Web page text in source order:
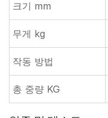
크기 mm
무게 kg
작동 방법
총 중량 KG